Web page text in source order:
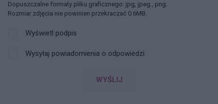
Dopuszczalne formaty pliku graficznego: jpg, jpeg , png.
Rozmiar zdjęcia nie powinien przekraczać 0.6MB.
Wyświetl podpis
Wysyłaj powiadomienia o odpowiedzi
WYŚLIJ